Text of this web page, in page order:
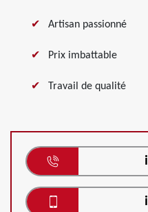
Artisan passionné
Prix imbattable
Travail de qualité